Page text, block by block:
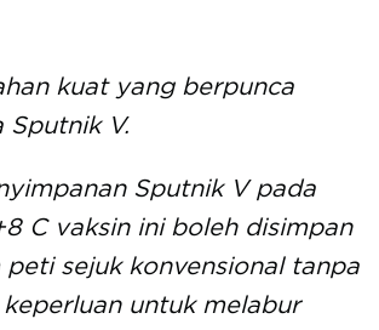
kuat yang berpunca
Sputnik V.
Sputnik V pada
C vaksin ini boleh disimpan
peti sejuk konvensional tanpa
untuk melabur